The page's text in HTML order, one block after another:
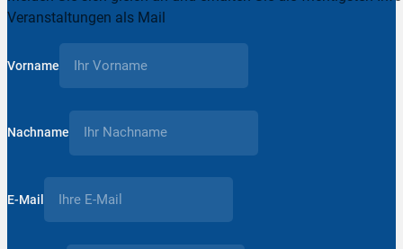
Veranstaltungen als Mail
Vorname
Nachname
E-Mail